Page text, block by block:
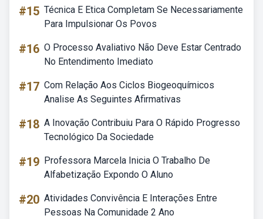
#15 Técnica E Etica Completam Se Necessariamente
Para Impulsionar Os Povos
#16 O Processo Avaliativo Não Deve Estar Centrado
No Entendimento Imediato
#17 Com Relação Aos Ciclos Biogeoquímicos
Analise As Seguintes Afirmativas
#18 A Inovação Contribuiu Para O Rápido Progresso
Tecnológico Da Sociedade
#19 Professora Marcela Inicia O Trabalho De
Alfabetização Expondo O Aluno
#20 Atividades Convivência E Interações Entre
Pessoas Na Comunidade 2 Ano